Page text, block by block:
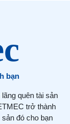
bạn
quên tài sản
trở thành
đó cho bạn